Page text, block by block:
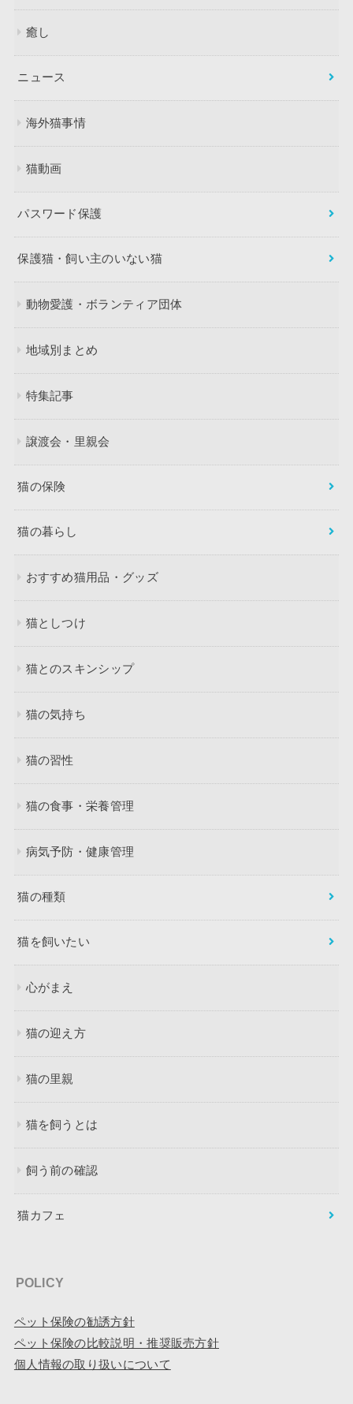
癒し
ニュース
海外猫事情
猫動画
パスワード保護
保護猫・飼い主のいない猫
動物愛護・ボランティア団体
地域別まとめ
特集記事
譲渡会・里親会
猫の保険
猫の暮らし
おすすめ猫用品・グッズ
猫としつけ
猫とのスキンシップ
猫の気持ち
猫の習性
猫の食事・栄養管理
病気予防・健康管理
猫の種類
猫を飼いたい
心がまえ
猫の迎え方
猫の里親
猫を飼うとは
飼う前の確認
猫カフェ
POLICY
ペット保険の勧誘方針
ペット保険の比較説明・推奨販売方針
個人情報の取り扱いについて